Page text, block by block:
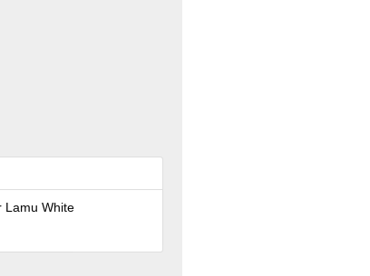
Lamu White